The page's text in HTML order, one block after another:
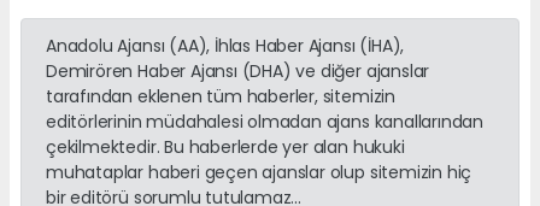
Anadolu Ajansı (AA), İhlas Haber Ajansı (İHA),
Demirören Haber Ajansı (DHA) ve diğer ajanslar
tarafından eklenen tüm haberler, sitemizin
editörlerinin müdahalesi olmadan ajans kanallarından
çekilmektedir. Bu haberlerde yer alan hukuki
muhataplar haberi geçen ajanslar olup sitemizin hiç
bir editörü sorumlu tutulamaz...